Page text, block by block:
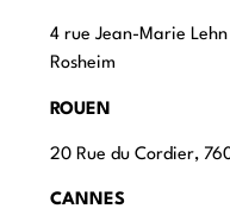
4 rue Jean-Marie
Rosheim
ROUEN
20 Rue du Cordier,
CANNES